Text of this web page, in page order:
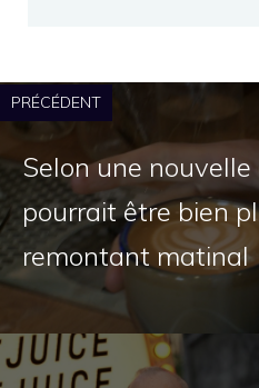
PRÉCÉDENT
Selon une
pourrait être bien
remontant matinal